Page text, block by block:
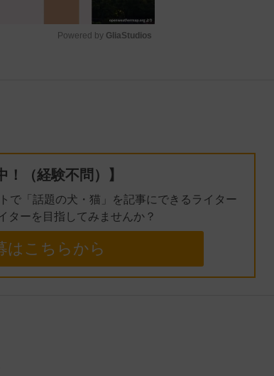
Powered by GliaStudios
！（経験不問）】
で「話題の犬・猫」を記事にできるライター
ターを目指してみませんか？
はこちらから